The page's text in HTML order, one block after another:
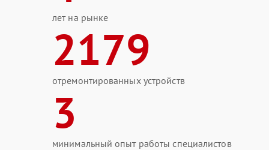
лет на рынке
2179
отремонтированных устройств
3
минимальный опыт работы специалистов